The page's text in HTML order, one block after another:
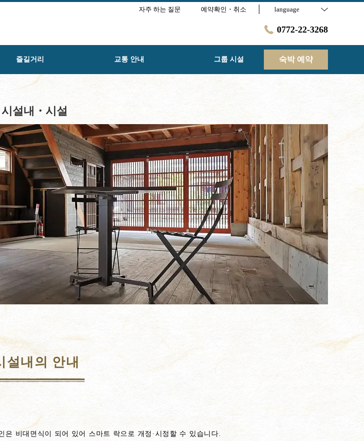
자주 하는 질문 예약확인・취소 language
0772-22-3268
즐길거리 교통 안내 그룹 시설 숙박 예약
설내・시설
설내의 안내
은 비대면식이 되어 있어 스마트 락으로 개정·시정할 수 있습니다.